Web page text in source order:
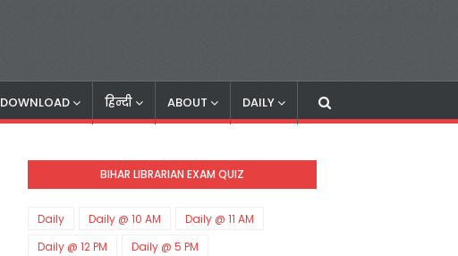
DOWNLOAD हिन्दी ABOUT DAILY
BIHAR LIBRARIAN EXAM QUIZ
Daily Daily @ 10 AM
Daily @ 11 AM
Daily @ 12 PM
Daily @ 5 PM